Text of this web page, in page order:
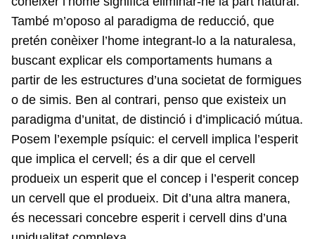
També m’oposo al paradigma de reducció, que
pretén conèixer l’home integrant-lo a la naturalesa,
buscant explicar els comportaments humans a
partir de les estructures d’una societat de formigues
o de simis. Ben al contrari, penso que existeix un
paradigma d’unitat, de distinció i d’implicació mútua.
Posem l’exemple psíquic: el cervell implica l’esperit
que implica el cervell; és a dir que el cervell
produeix un esperit que el concep i l’esperit concep
un cervell que el produeix. Dit d’una altra manera,
és necessari concebre esperit i cervell dins d’una